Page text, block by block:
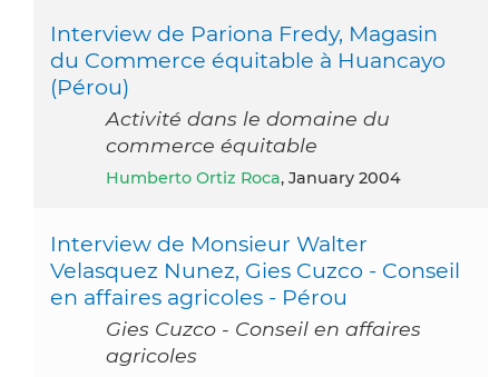
Interview de Pariona Fredy, Magasin
du Commerce équitable à Huancayo
(Pérou)
Activité dans le domaine du
commerce équitable
Humberto Ortiz Roca, January 2004
Interview de Monsieur Walter
Velasquez Nunez, Gies Cuzco - Conseil
en affaires agricoles - Pérou
Gies Cuzco - Conseil en affaires
agricoles